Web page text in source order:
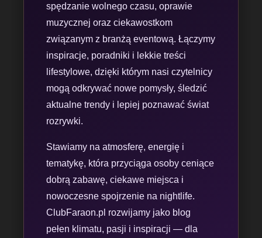
spędzanie wolnego czasu, oprawie
muzycznej oraz ciekawostkom
związanym z branżą eventową. Łączymy
inspiracje, poradniki i lekkie treści
lifestylowe, dzięki którym nasi czytelnicy
mogą odkrywać nowe pomysły, śledzić
aktualne trendy i lepiej poznawać świat
rozrywki.
Stawiamy na atmosferę, energię i
tematykę, która przyciąga osoby ceniące
dobrą zabawę, ciekawe miejsca i
nowoczesne spojrzenie na nightlife.
ClubFaraon.pl rozwijamy jako blog
pełen klimatu, pasji i inspiracji — dla